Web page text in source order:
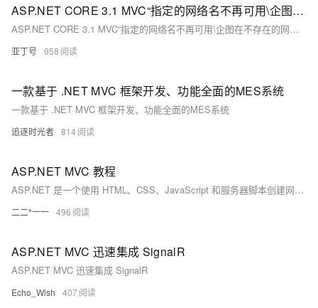
ASP.NET CORE 3.1 MVC“指定的网络名不再可用\企图在不存在的网络连接上进行操作”的问题解决过程
ASP.NET CORE 3.1 MVC“指定的网络名不再可用\企图在不存在的网络连接上进行操作”的问题解决过程
亚丁号 958
一款基于 .NET MVC 框架开发、功能全面的MES系统
一款基于 .NET MVC 框架开发、功能全面的MES系统
追逐时光者 814
ASP.NET MVC 教程
ASP.NET 是一个使用 HTML、CSS、JavaScript 和服务器脚本创建网页和网站的开发框架。
二二*一一 496
ASP.NET MVC 迅速集成 SignalR
ASP.NET MVC 迅速集成 SignalR
Echo_Wish 407